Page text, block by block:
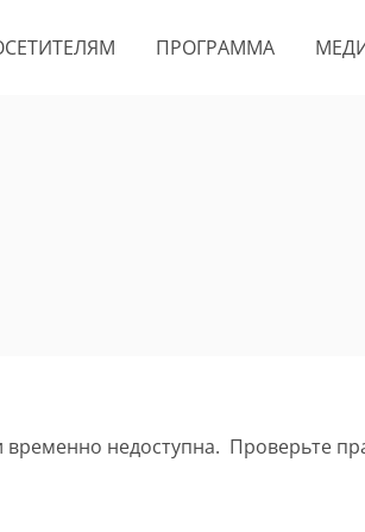
ПРОГРАММА
недоступна. Проверьте